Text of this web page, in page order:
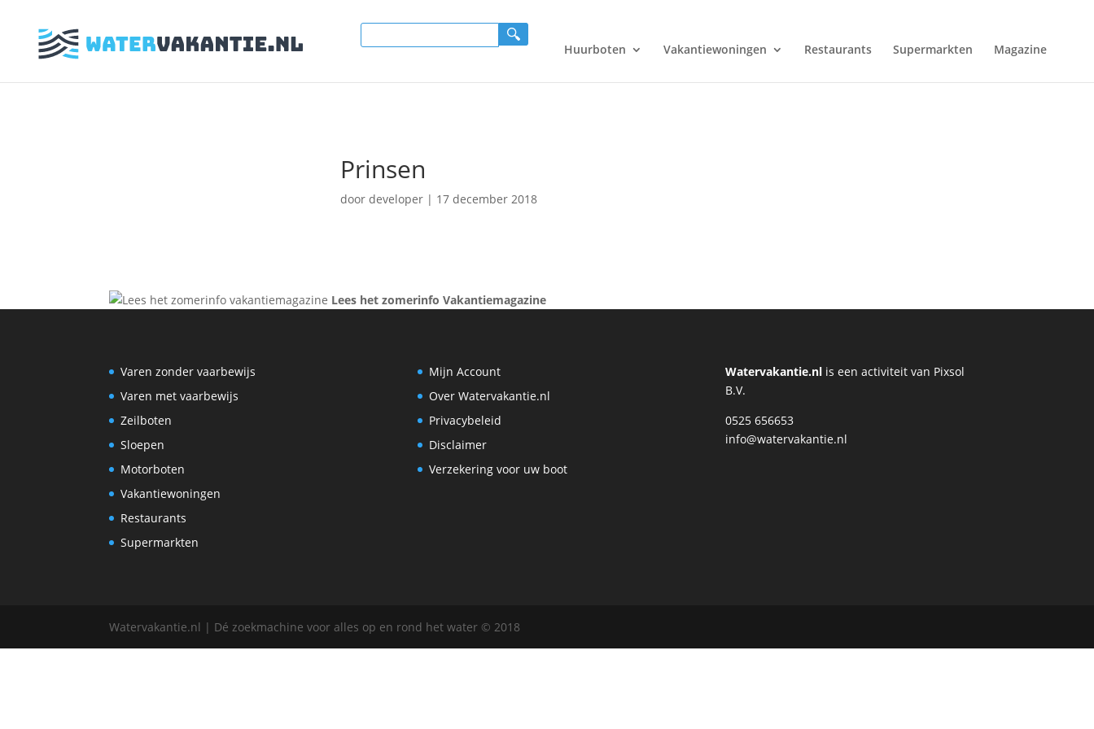
Huurboten Vakantiewoningen Restaurants Supermarkten Magazine
Prinsen
door developer| 17 december 2018
Lees het zomerinfo Vakantiemagazine
Varen zonder vaarbewijs
Varen met vaarbewijs
Zeilboten
Sloepen
Motorboten
Vakantiewoningen
Restaurants
Supermarkten
Mijn Account
Over Watervakantie.nl
Privacybeleid
Disclaimer
Verzekering voor uw boot
Watervakantie.nl is een activiteit van Pixsol
B.V.
0525 656653
info@watervakantie.nl
Watervakantie.nl | Dé zoekmachine voor alles op en rond het water © 2018